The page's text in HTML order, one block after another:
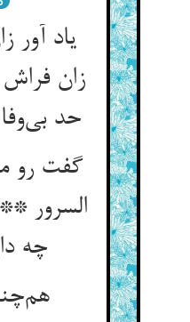
یاد آور
زان
حد
گفت رو
السرور
چه